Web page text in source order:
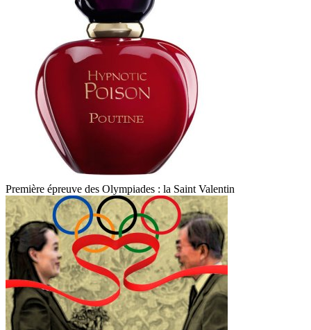
Première épreuve des Olympiades : la Saint Valentin